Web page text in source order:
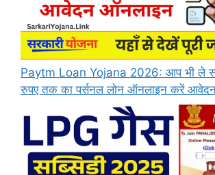
Paytm Loan Yojana 2026: आप भी ले
रुपए तक का पर्सनल लोन ऑनलाइन करें